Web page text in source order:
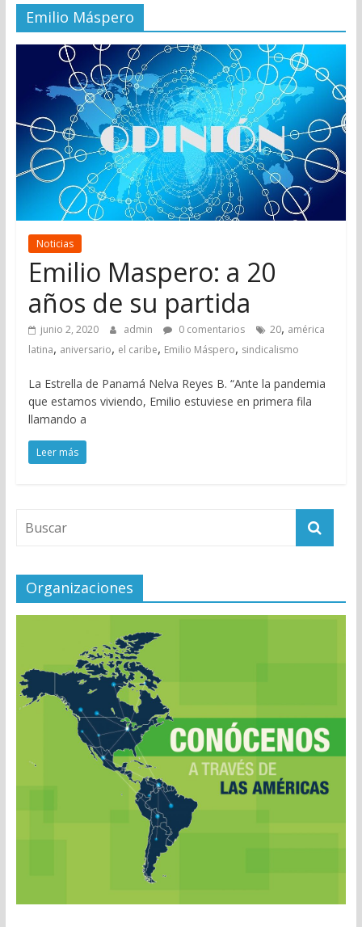
Emilio Máspero
Noticias
Emilio Maspero: a 20
años de su partida
junio 2, 2020 admin 0 comentarios 20, américa
latina, aniversario, el caribe, Emilio Máspero, sindicalismo
La Estrella de Panamá Nelva Reyes B. “Ante la pandemia
que estamos viviendo, Emilio estuviese en primera fila
llamando a
Leer más
Organizaciones